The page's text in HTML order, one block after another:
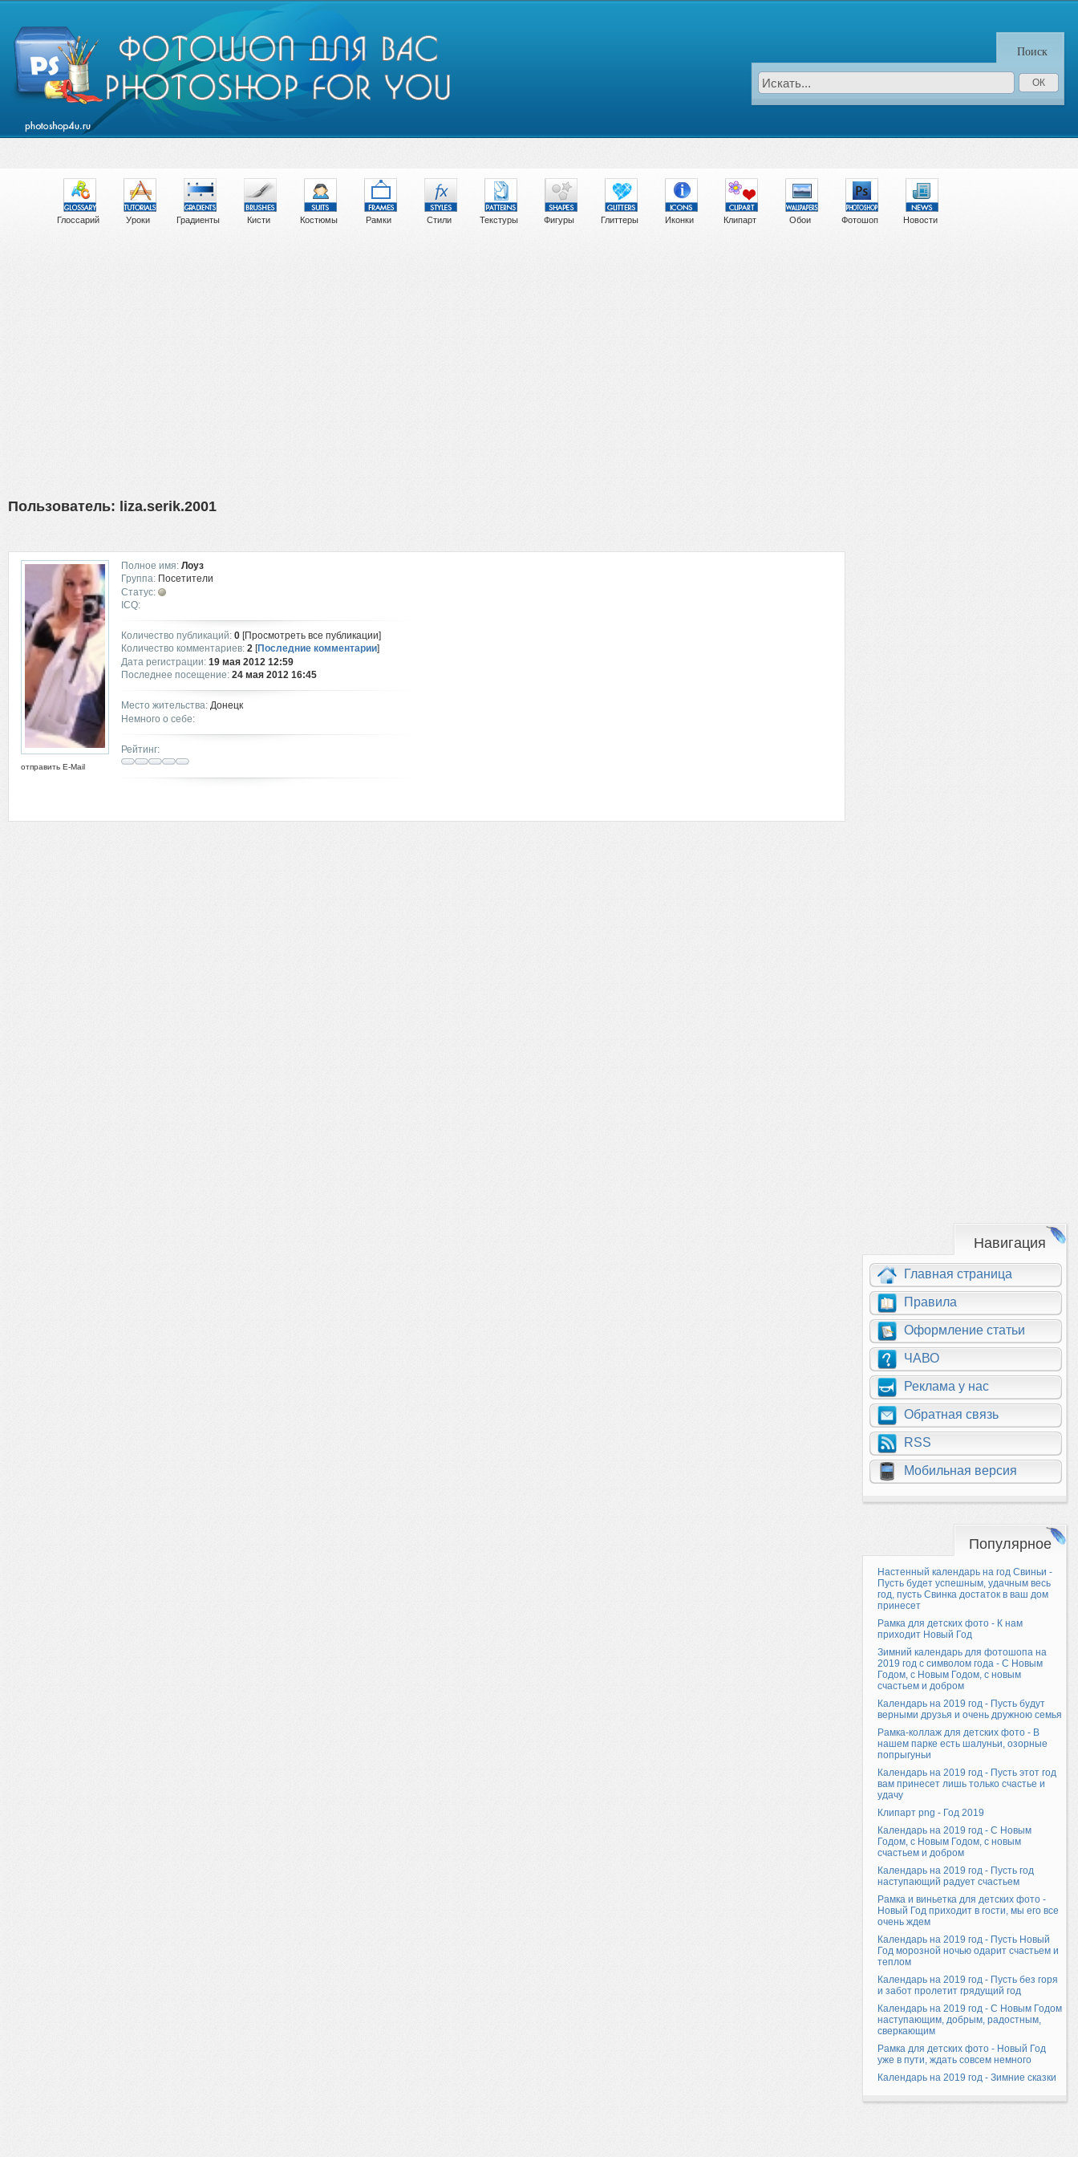
Глоссарий Уроки Градиенты Кисти Костюмы Рамки Стили Текстуры Фигуры Глиттеры Иконки Клипарт Обои Фотошоп Новости
Поиск
Пользователь: liza.serik.2001
отправить E-Mail
Полное имя: Лоуз
Группа: Посетители
Статус:
ICQ:
Количество публикаций: 0 [Просмотреть все публикации]
Количество комментариев: 2 [Последние комментарии]
Дата регистрации: 19 мая 2012 12:59
Последнее посещение: 24 мая 2012 16:45
Место жительства: Донецк
Немного о себе:
Рейтинг:
Навигация
Главная страница
Правила
Оформление статьи
ЧАВО
Реклама у нас
Обратная связь
RSS
Мобильная версия
Популярное
Настенный календарь на год Свиньи -
Пусть будет успешным, удачным весь
год, пусть Свинка достаток в ваш дом
принесет
Рамка для детских фото - К нам
приходит Новый Год
Зимний календарь для фотошопа на
2019 год с символом года - С Новым
Годом, с Новым Годом, с новым
счастьем и добром
Календарь на 2019 год - Пусть будут
верными друзья и очень дружною семья
Рамка-коллаж для детских фото - В
нашем парке есть шалуньи, озорные
попрыгуньи
Календарь на 2019 год - Пусть этот год
вам принесет лишь только счастье и
удачу
Клипарт png - Год 2019
Календарь на 2019 год - С Новым
Годом, с Новым Годом, с новым
счастьем и добром
Календарь на 2019 год - Пусть год
наступающий радует счастьем
Рамка и виньетка для детских фото -
Новый Год приходит в гости, мы его все
очень ждем
Календарь на 2019 год - Пусть Новый
Год морозной ночью одарит счастьем и
теплом
Календарь на 2019 год - Пусть без горя
и забот пролетит грядущий год
Календарь на 2019 год - С Новым Годом
наступающим, добрым, радостным,
сверкающим
Рамка для детских фото - Новый Год
уже в пути, ждать совсем немного
Календарь на 2019 год - Зимние сказки